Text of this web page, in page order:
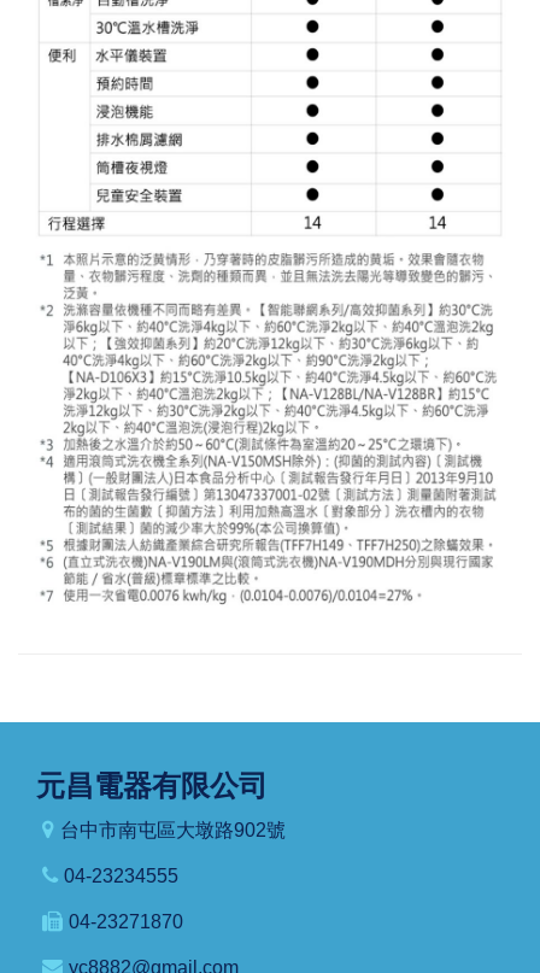
元昌電器有限公司
台中市南屯區大墩路902號
04-23234555
04-23271870
yc8882@gmail.com